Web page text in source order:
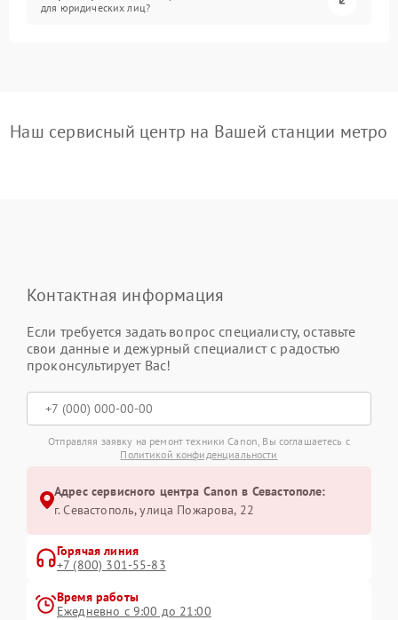
для юридических лиц?
Наш сервисный центр на Вашей станции метро
Контактная информация
Если требуется задать вопрос специалисту, оставьте
свои данные и дежурный специалист с радостью
проконсультирует Вас!
Отправляя заявку на ремонт техники Canon, Вы соглашаетесь с
Политикой конфиденциальности
Адрес сервисного центра Canon в Севастополе:
г. Севастополь, улица Пожарова, 22
Горячая линия
+7 (800) 301-55-83
Время работы
Ежедневно с 9:00 до 21:00